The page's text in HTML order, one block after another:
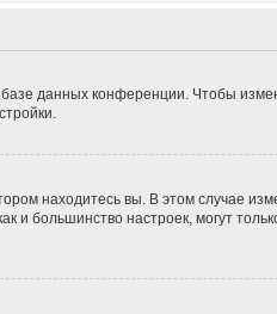
данных конференции. Чтобы
находитесь вы. В этом случае
и большинство настроек, могут